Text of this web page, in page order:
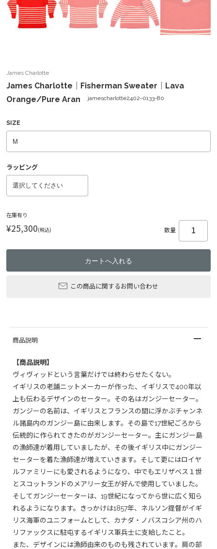
James Charlotte
James Charlotte｜Fisherman Sweater｜Lava
Orange/Pure Aran
jamescharlotte2402-0133-80
SIZE
ラッピング
在庫有り
¥25,300(税込) 数量
この商品に関するお問い合わせ
商品説明
【商品説明】
ヴィヴィッドという言葉だけでは終わらせたくない。
イギリスの老舗ニットメーカーが作った、イギリスで400年以
上も伝わるデザインのセーター。その名はガンジーセーター。
ガンジーの名前は、イギリスとフランスの間に浮かぶチャンネ
ル諸島内のガンジー島に由来します。その島で17世紀ごろから
伝統的に作られてきたのがガンジーセーター。主にガンジー島
の漁師達が着用していましたが、その後イギリス中にガンジー
セーターを着た漁師達が増えていきます。そして更にはロイヤ
ルファミリーにも愛されるようになり、中でもエリザベス１世
とスコットランドのメアリー女王が好んで使用していました。
そしてガンジーセーターは、19世紀になってから世に広く知ら
れるようになります。きっかけは1857年、ネルソン提督がイギ
リス海軍のユニフォームとして、カナダ・ノバスコシア州のハ
リファックスに駐屯するイギリス軍兵士に支給したこと。
また、デザインには漁師由来のものも残されています。肩の部